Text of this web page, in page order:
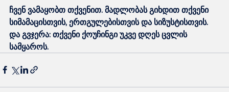
ჩვენ ვამაყობთ თქვენით. მადლობას გიხდით თქვენი
სიმამაცისთვის, ერთგულებისთვის და სიზუსტისთვის.
და გვჯერა: თქვენი ქოუჩინგი უკვე დღეს ცვლის
სამყაროს.